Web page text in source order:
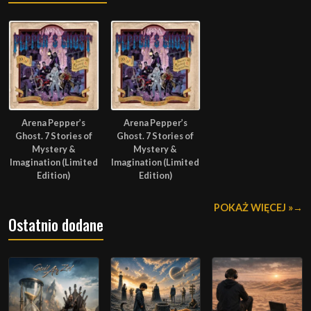
Arena Pepper’s
Ghost. 7 Stories of
Mystery &
Imagination (Limited
Edition)
Arena Pepper’s
Ghost. 7 Stories of
Mystery &
Imagination (Limited
Edition)
POKAŻ WIĘCEJ »
Ostatnio dodane